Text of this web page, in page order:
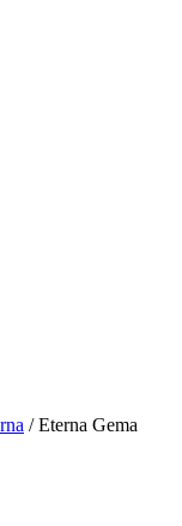
/ Eterna Gema